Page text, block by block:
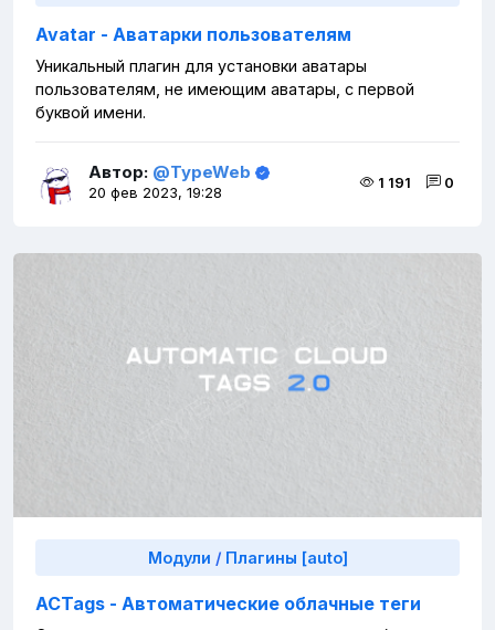
Avatar - Аватарки пользователям
Уникальный плагин для установки аватары
пользователям, не имеющим аватары, с первой
буквой имени.
Автор: @TypeWeb
20 фев 2023, 19:28
1 191 0
Модули / Плагины [auto]
ACTags - Автоматические облачные теги